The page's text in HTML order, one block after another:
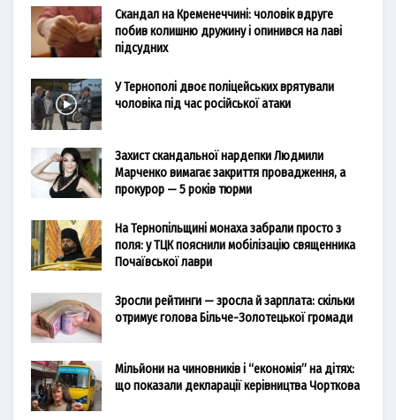
Скандал на Кременеччині: чоловік вдруге
побив колишню дружину і опинився на лаві
підсудних
У Тернополі двоє поліцейських врятували
чоловіка під час російської атаки
Захист скандальної нардепки Людмили
Марченко вимагає закриття провадження, а
прокурор — 5 років тюрми
На Тернопільщині монаха забрали просто з
поля: у ТЦК пояснили мобілізацію священника
Почаївської лаври
Зросли рейтинги — зросла й зарплата: скільки
отримує голова Більче-Золотецької громади
Мільйони на чиновників і “економія” на дітях:
що показали декларації керівництва Чорткова